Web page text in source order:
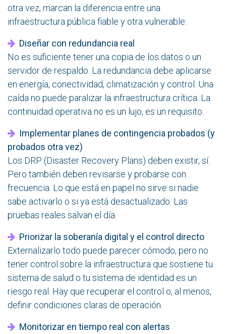
otra vez, marcan la diferencia entre una
infraestructura pública fiable y otra vulnerable:
Diseñar con redundancia real
No es suficiente tener una copia de los datos o un
servidor de respaldo. La redundancia debe aplicarse
en energía, conectividad, climatización y control. Una
caída no puede paralizar la infraestructura crítica. La
continuidad operativa no es un lujo, es un requisito.
Implementar planes de contingencia probados (y
probados otra vez)
Los DRP (Disaster Recovery Plans) deben existir, sí.
Pero también deben revisarse y probarse con
frecuencia. Lo que está en papel no sirve si nadie
sabe activarlo o si ya está desactualizado. Las
pruebas reales salvan el día.
Priorizar la soberanía digital y el control directo
Externalizarlo todo puede parecer cómodo, pero no
tener control sobre la infraestructura que sostiene tu
sistema de salud o tu sistema de identidad es un
riesgo real. Hay que recuperar el control o, al menos,
definir condiciones claras de operación.
Monitorizar en tiempo real con alertas